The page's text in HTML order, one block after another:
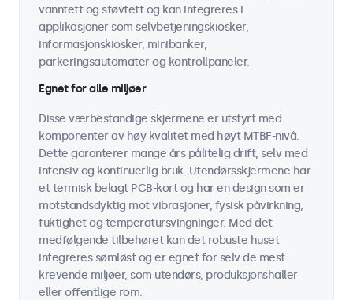
vanntett og støvtett og kan integreres i
applikasjoner som selvbetjeningskiosker,
informasjonskiosker, minibanker,
parkeringsautomater og kontrollpaneler.
Egnet for alle miljøer
Disse værbestandige skjermene er utstyrt med
komponenter av høy kvalitet med høyt MTBF-nivå.
Dette garanterer mange års pålitelig drift, selv med
intensiv og kontinuerlig bruk. Utendørsskjermene har
et termisk belagt PCB-kort og har en design som er
motstandsdyktig mot vibrasjoner, fysisk påvirkning,
fuktighet og temperatursvingninger. Med det
medfølgende tilbehøret kan det robuste huset
integreres sømløst og er egnet for selv de mest
krevende miljøer, som utendørs, produksjonshaller
eller offentlige rom.